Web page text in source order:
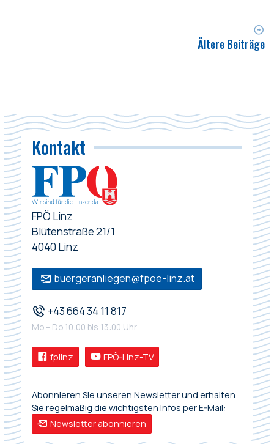
Ältere Beiträge
Kontakt
FPÖ Linz
Blütenstraße 21/1
4040 Linz
buergeranliegen@fpoe-linz.at
+43 664 34 11 817
Mo – Do 10:00 bis 13:00 Uhr
fplinz FPÖ-Linz-TV
Abonnieren Sie unseren Newsletter und erhalten
Sie regelmäßig die wichtigsten Infos per E-Mail:
Newsletter abonnieren